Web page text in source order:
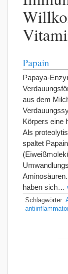
Papain
Papaya-
aus dem
Körpers eine
Als
spaltet
haben sich…
Schlagwörter: